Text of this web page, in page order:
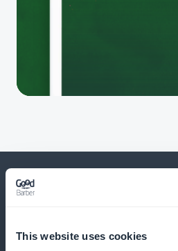
This website uses cookies
E muito, muito mais